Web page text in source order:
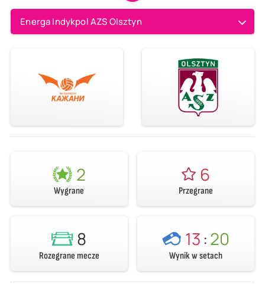
Energa Indykpol AZS Olsztyn
2
Wygrane
6
Przegrane
8
Rozegrane mecze
13 :20
Wynik w setach